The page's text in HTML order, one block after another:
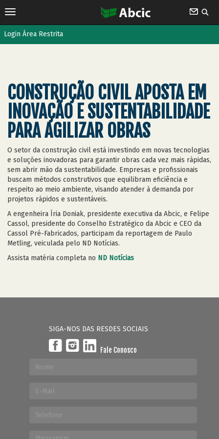
Login Área Restrita
CONSTRUÇÃO CIVIL APOSTA EM
INOVAÇÃO E SUSTENTABILIDADE
PARA AGILIZAR OBRAS
O setor da construção civil está investindo em novas tecnologias
e soluções inovadoras para garantir obras cada vez mais rápidas,
sem abrir mão da sustentabilidade. Empresas e profissionais
buscam métodos construtivos que equilibram eficiência e
respeito ao meio ambiente, visando atender à demanda por
projetos rápidos e sustentáveis.
A engenheira Íria Doniak, presidente executiva da Abcic, e Felipe
Cassol, presidente do Conselho Estratégico da Abcic e CEO da
Cassol Pré-Fabricados, participam da reportagem de Paulo
Metling, veiculada pelo ND Notícias.
Assista matéria completa no ND Notícias
SIGA-NOS DAS RESDES SOCIAIS
Fale Conosco